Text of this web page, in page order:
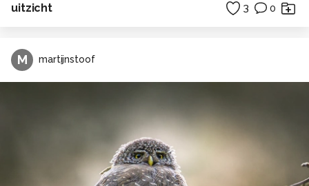
uitzicht 3 0
M martijnstoof